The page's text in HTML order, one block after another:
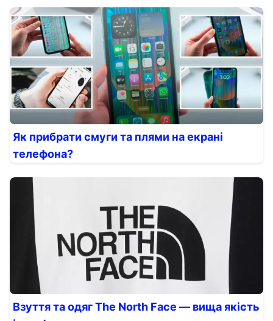
Як прибрати смуги та плями на екрані
телефона?
Взуття та одяг The North Face — вища якість